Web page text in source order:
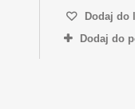
Dodaj do
Dodaj do